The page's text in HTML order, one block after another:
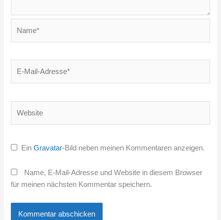
EinGravatar-Bild neben meinen Kommentaren anzeigen.
Name, E-Mail-Adresse und Website in diesem Browser
für meinen nächsten Kommentar speichern.